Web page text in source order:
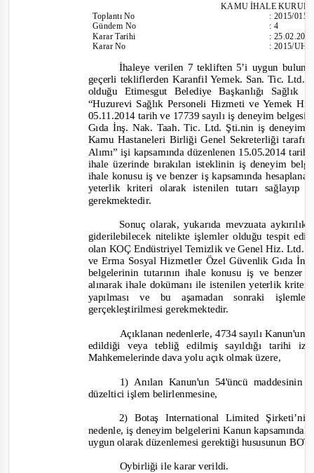
KAMU İHALE
ToplantıNo
Gündem No
Karar Tarihi
Karar No
:2015/015
:4
:
:2015/
İhaleye verilen 7 tekliften 5’i uygun
geçerli tekliflerden Karanfil Yemek. San. Tic. Ltd.
olduğu Etimesgut Belediye Başkanlığı
“Huzurevi Sağlık Personeli Hizmeti ve Yemek
05.11.2014 tarih ve 17739 sayılı iş deneyim
Gıda İnş. Nak. Taah. Tic. Ltd. Şti.nin iş
Kamu Hastaneleri Birliği Genel Sekreterliği
Alımı” işi kapsamında düzenlenen 15.05.2014
ihale üzerinde bırakılan isteklinin iş deneyim
ihale konusu iş ve benzer iş kapsamında
yeterlik kriteri olarak istenilen tutarı sağlayıp
gerekmektedir.
Sonuç olarak, yukarıda mevzuata
giderilebilecek nitelikte işlemler olduğu tespit
olan KOÇ Endüstriyel Temizlik ve Genel Hiz. Ltd.
ve Erma Sosyal Hizmetler Özel Güvenlik Gıda
belgelerinin tutarının ihale konusu iş ve benzer
alınarak ihale dokümanı ile istenilen yeterlik
yapılması ve bu aşamadan sonraki
gerçekleştirilmesi gerekmektedir.
Açıklanan nedenlerle, 4734 sayılı
edildiği veya tebliğ edilmiş sayıldığı tarihi
Mahkemelerinde dava yolu açık olmak üzere,
1) Anılan Kanun'un 54'üncü
düzeltici işlem belirlenmesine,
2) Botaş International Limited
nedenle,iş deneyim belgelerini Kanun
uygun olarak düzenlemesi gerektiği hususunun
Oybirliğiile karar verildi.